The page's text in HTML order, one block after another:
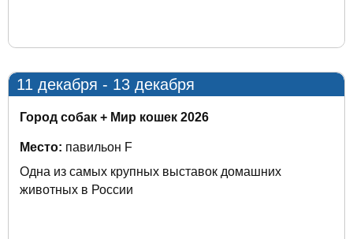
11 декабря - 13 декабря
Город собак + Мир кошек 2026
Место: павильон F
Одна из самых крупных выставок домашних
животных в России